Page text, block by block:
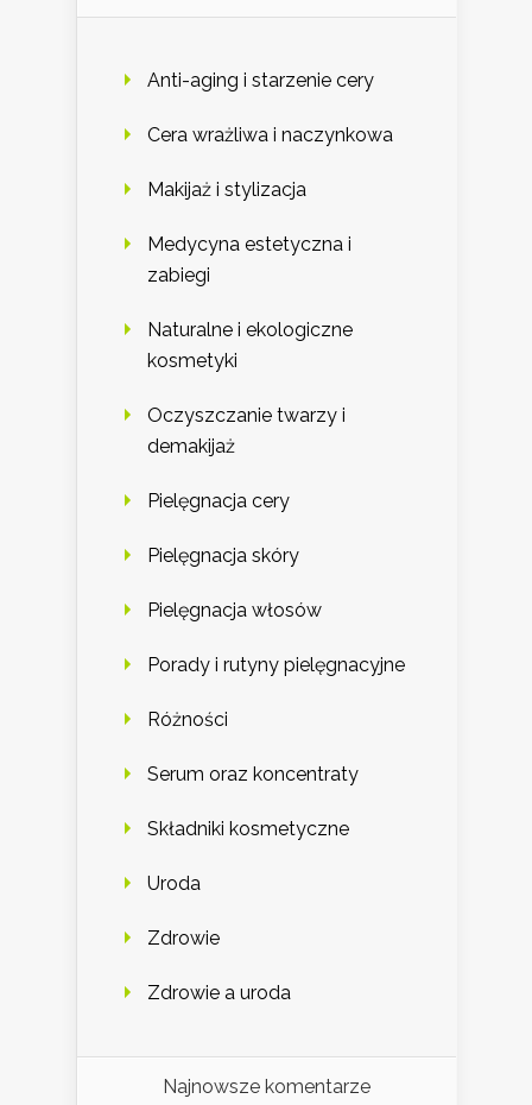
Anti-aging i starzenie cery
Cera wrażliwa i naczynkowa
Makijaż i stylizacja
Medycyna estetyczna i
zabiegi
Naturalne i ekologiczne
kosmetyki
Oczyszczanie twarzy i
demakijaż
Pielęgnacja cery
Pielęgnacja skóry
Pielęgnacja włosów
Porady i rutyny pielęgnacyjne
Różności
Serum oraz koncentraty
Składniki kosmetyczne
Uroda
Zdrowie
Zdrowie a uroda
Najnowsze komentarze